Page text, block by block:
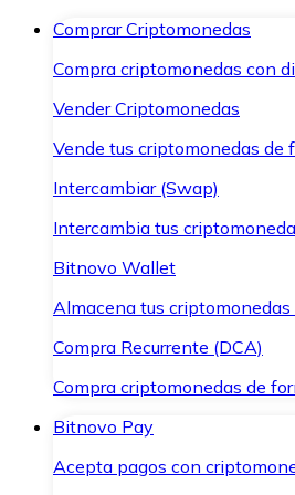
Comprar Criptomonedas
Compra criptomonedas con
Vender Criptomonedas
Vende tus criptomonedas de
Intercambiar (Swap)
Intercambia tus
Bitnovo Wallet
Almacena tus
Compra Recurrente (DCA)
Compra criptomonedas de
Bitnovo Pay
Acepta pagos con